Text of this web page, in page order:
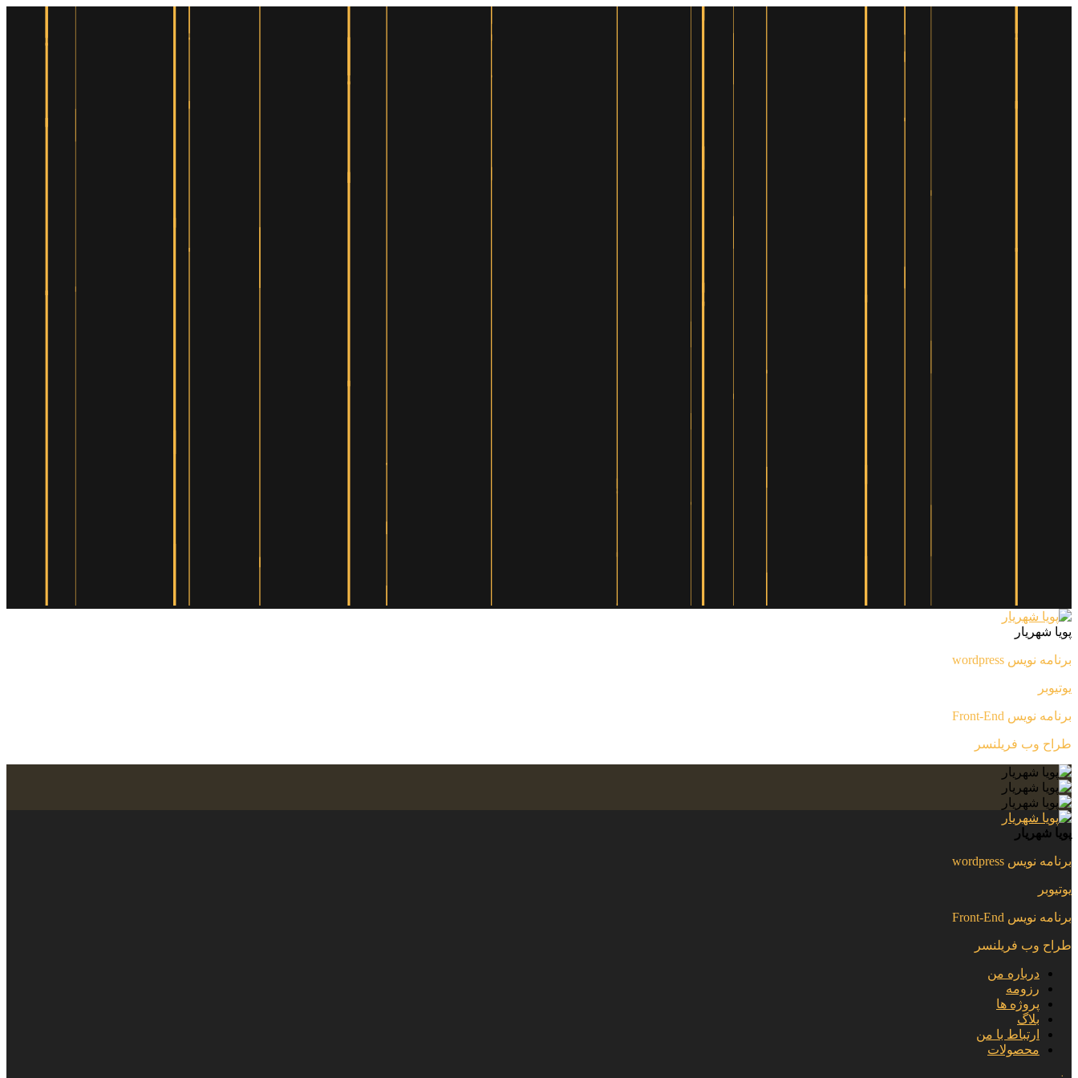
پویا شهریار
برنامه نویس wordpress
یوتیوبر
برنامه نویس Front-End
طراح وب فریلنسر
پویا شهریار
برنامه نویس wordpress
یوتیوبر
برنامه نویس Front-End
طراح وب فریلنسر
درباره من
رزومه
پروژه ها
بلاگ
ارتباط با من
محصولات